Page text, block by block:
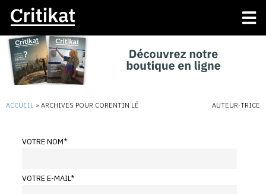
ACCUEIL » ARCHIVES POUR CORENTIN LÊ AUTEUR·TRICE
VOTRE NOM*
VOTRE E-MAIL*